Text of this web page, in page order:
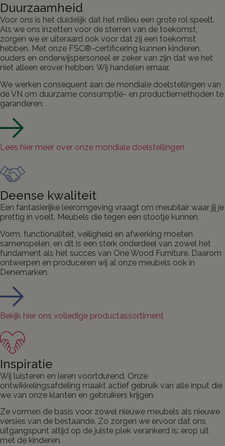
Duurzaamheid
Voor ons is het duidelijk dat het milieu een grote rol speelt.
Als we ons inzetten voor de sterren van de toekomst,
zorgen we er uiteraard ook voor dat zij een toekomst
hebben. Met onze FSC®-certificering kunnen kinderen,
ouders en onderwijspersoneel er zeker van zijn dat we het
niet alleen erover hebben. Wij handelen ernaar.
We werken consequent aan de mondiale doelstellingen van
de VN om duurzame consumptie- en productiemethoden te
garanderen.
Lees hier meer over onze mondiale doelstellingen
Deense kwaliteit
Een fantasierijke leeromgeving vraagt om meubilair waar jij je
prettig in voelt. Meubels die tegen een stootje kunnen.
Vorm, functionaliteit, veiligheid en afwerking moeten
samenspelen, en dit is een sterk onderdeel van zowel het
fundament als het succes van One Wood Furniture. Daarom
ontwerpen en produceren wij al onze meubels ook in
Denemarken.
Bekijk hier ons volledige productassortiment
Inspiratie
Wij luisteren en leren voortdurend. Onze
ontwikkelingsafdeling maakt actief gebruik van alle input die
we van onze klanten en gebruikers krijgen.
Ze vormen de basis voor zowel nieuwe meubels als nieuwe
versies van de bestaande. Zo zorgen we ervoor dat ons
uitgangspunt altijd op de juiste plek verankerd is: erop uit
met de kinderen.